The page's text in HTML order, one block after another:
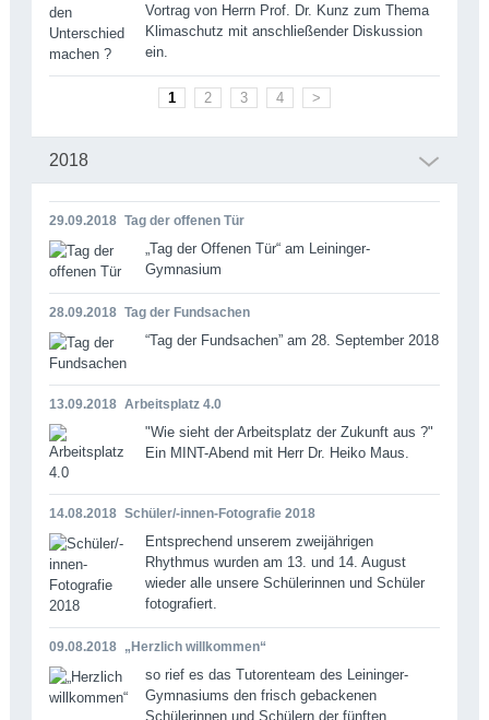
Vortrag von Herrn Prof. Dr. Kunz zum Thema
Klimaschutz mit anschließender Diskussion
ein.
1 2 3 4 >
2018
29.09.2018 Tag der offenen Tür
„Tag der Offenen Tür“ am Leininger-
Gymnasium
28.09.2018 Tag der Fundsachen
“Tag der Fundsachen” am 28. September 2018
13.09.2018 Arbeitsplatz 4.0
"Wie sieht der Arbeitsplatz der Zukunft aus ?"
Ein MINT-Abend mit Herr Dr. Heiko Maus.
14.08.2018 Schüler/-innen-Fotografie 2018
Entsprechend unserem zweijährigen
Rhythmus wurden am 13. und 14. August
wieder alle unsere Schülerinnen und Schüler
fotografiert.
09.08.2018 „Herzlich willkommen“
so rief es das Tutorenteam des Leininger-
Gymnasiums den frisch gebackenen
Schülerinnen und Schülern der fünften